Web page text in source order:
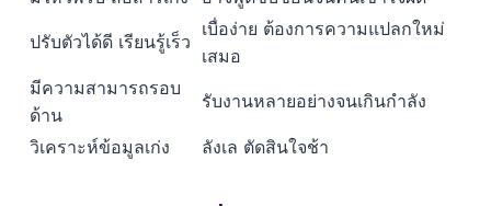
ปรับตัวได้ดี เรียนรู้เร็ว
เบื่อง่าย ต้องการความแปลกใหม่
เสมอ
มีความสามารถรอบ
ด้าน
รับงานหลายอย่างจนเกินกำลัง
วิเคราะห์ข้อมูลเก่ง ลังเล ตัดสินใจช้า